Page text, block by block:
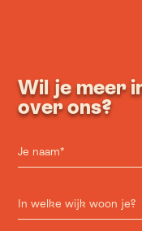
Wil je meer
over ons?